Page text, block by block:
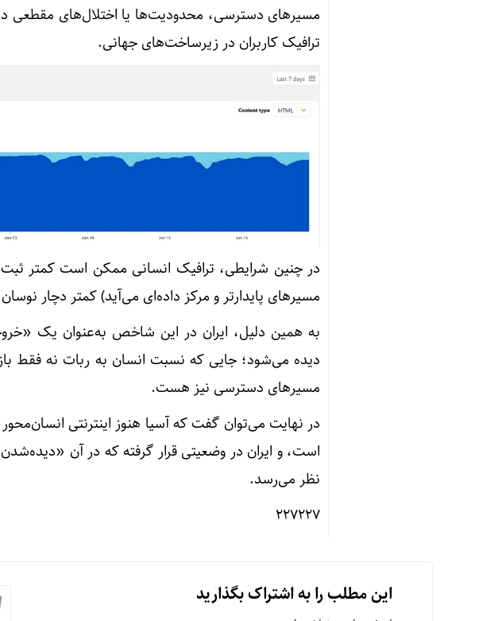
مسیرهای دسترسی، محدودیت‌ها یا اختلال‌های مقطعی
ترافیک کاربران در زیرساخت‌های جهانی.
در چنین شرایطی، ترافیک انسانی ممکن است کمتر
مسیرهای پایدارتر و مرکز داده‌ای می‌آید) کمتر دچار
به همین دلیل، ایران در این شاخص به‌عنوان یک
دیده می‌شود؛ جایی که نسبت انسان به ربات نه فقط
مسیرهای دسترسی نیز هست.
در نهایت می‌توان گفت که آسیا هنوز اینترنتی
است، و ایران در وضعیتی قرار گرفته که در آن
نظر می‌رسد.
۲۲۷۲۲۷
این مطلب را به اشتراک بگذارید